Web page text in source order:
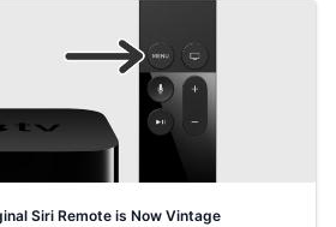
Siri Remote is Now Vintage